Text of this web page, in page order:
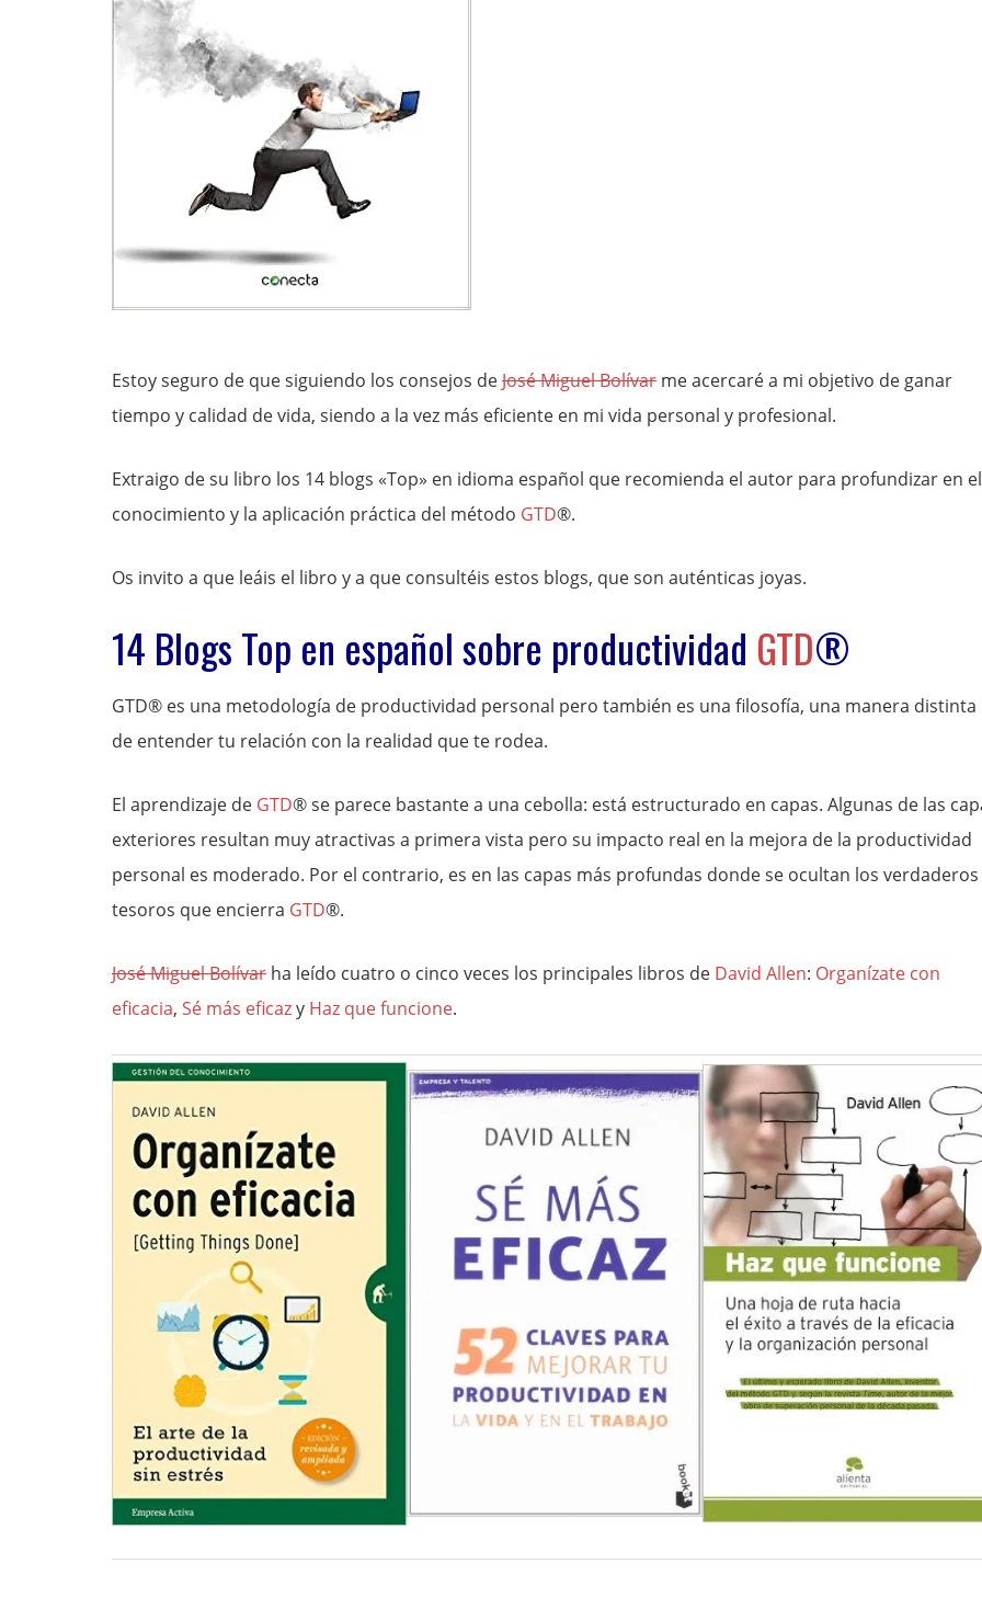
Estoy seguro de que siguiendo los consejos deJosé Miguel Bolívar me acercaré a mi objetivo de ganar
tiempo y calidad de vida, siendo a la vez más eficiente en mi vida personal y profesional.
Extraigo de su libro los 14 blogs «Top» en idioma español que recomienda el autor para profundizar en el
conocimiento y la aplicación práctica del método GTD®.
Os invito a que leáis el libro y a que consultéis estos blogs, que son auténticas joyas.
14 Blogs Top en español sobre productividad GTD®
GTD® es una metodología de productividad personal pero también es una filosofía, una manera distinta
de entender tu relación con la realidad que te rodea.
El aprendizaje de GTD® se parece bastante a una cebolla: está estructurado en capas. Algunas de las
exteriores resultan muy atractivas a primera vista pero su impacto real en la mejora de la productividad
personal es moderado. Por el contrario, es en las capas más profundas donde se ocultan los verdaderos
tesoros que encierra GTD®.
José Miguel Bolívar ha leído cuatro o cinco veces los principales libros de David Allen: Organízate con
eficacia, Sé más eficazy Haz que funcione.